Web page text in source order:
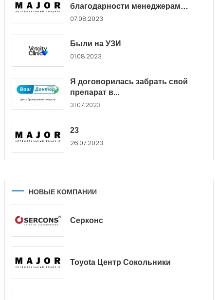
благодарности менеджерам
Major...
07.08.2023
Были на УЗИ
01.08.2023
Я договорилась забрать свой
препарат в...
31.07.2023
23
26.07.2023
НОВЫЕ КОМПАНИИ
Серконс
Toyota Центр Сокольники